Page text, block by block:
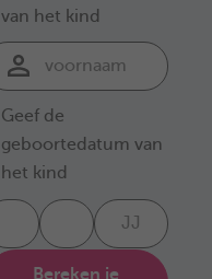
van het kind
Geef de
geboortedatum van
het kind
Bereken je